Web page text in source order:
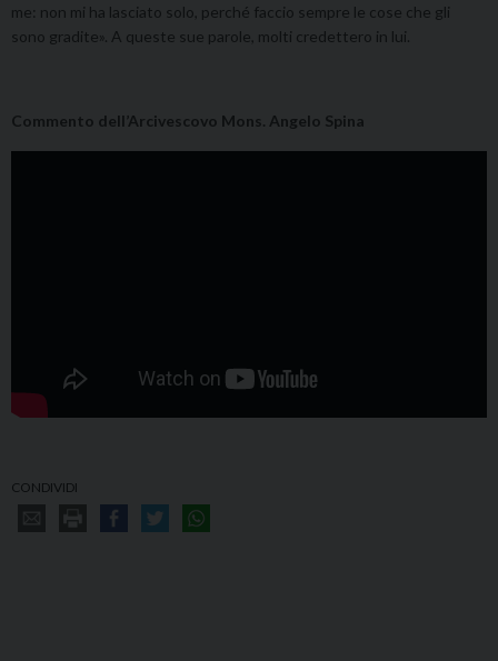
me: non mi ha lasciato solo, perché faccio sempre le cose che gli
sono gradite». A queste sue parole, molti credettero in lui.
Commento dell’Arcivescovo Mons. Angelo Spina
CONDIVIDI